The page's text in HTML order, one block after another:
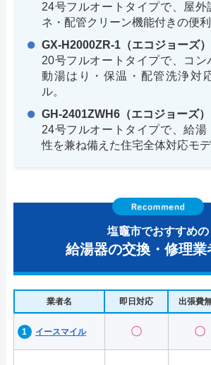
24号フルオートタイプで、屋外
ネ・配管クリーン機能付きの便利
GX-H2000ZR-1（エコジョーズ）
20号フルオートタイプで、コン
動湯はり・保温・配管洗浄対
ル。
GH-2401ZWH6（エコジョーズ）
24号フルオートタイプで、給湯
性を兼ね備えた住宅全体対応モデ
塩竈市でおすすめの
給湯器の交換・修理業
業者名 即日対応 出張費
イースマイル 〇 〇